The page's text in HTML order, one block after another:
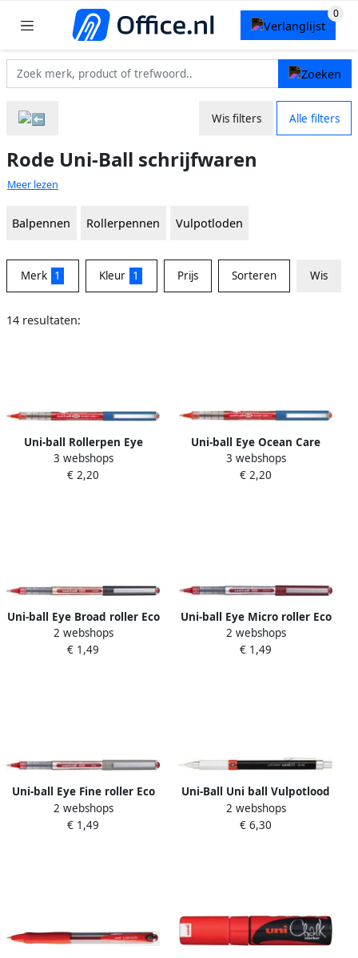
Wis filters Alle filters
Rode Uni-Ball schrijfwaren
Meer lezen
Balpennen Rollerpennen Vulpotloden
Merk 1 Kleur 1 Prijs Sorteren Wis
14 resultaten:
Uni-ball Rollerpen Eye
Ocean Care medium rood
3 webshops
€ 2,20
Uni-ball Eye Ocean Care
roller schrijfbreedte 0 3 mm
rood
3 webshops
€ 2,20
Uni-ball Eye Broad roller Eco
schrijfbreedte 0 85 mm
rood
2 webshops
€ 1,49
Uni-ball Eye Micro roller Eco
schrijfbreedte 0 2 mm rood
2 webshops
€ 1,49
Uni-ball Eye Fine roller Eco
schrijfbreedte 0 5 mm rood
2 webshops
€ 1,49
Uni-Ball Uni ball Vulpotlood
Premium voor
potloodstiften 0 5 mm
2 webshops
€ 6,30